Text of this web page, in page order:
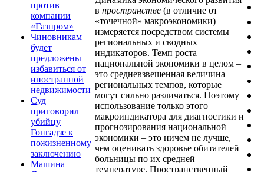
против
компании
«Газпром»
Чиновникам
будет
предложены
избавиться от
иностранной
недвижимости
Суд
приговорил
убийцу
Гонгадзе к
пожизненному
заключению
Машина
в пространстве (в отличие от
«точечной» макроэкономики)
измеряется посредством системы
региональных и сводных
индикаторов. Темп роста
национальной экономики в целом –
это средневзвешенная величина
региональных темпов, которые
могут сильно различаться. Поэтому
использование только этого
макроиндикатора для диагностики и
прогнозирования национальной
экономики – это ничем не лучше,
чем оценивать здоровье обитателей
больницы по их средней
температуре. Пространственный